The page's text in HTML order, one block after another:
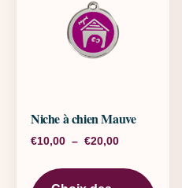
Niche à chien Mauve
€10,00 – €20,00Plage de
Ce